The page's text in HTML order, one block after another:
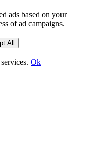
ads based on your
of ad campaigns.
All
Ok